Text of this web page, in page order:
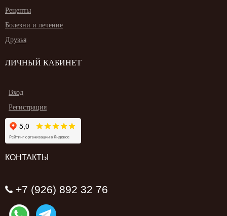
Рецепты
Болезни и лечение
Друзья
ЛИЧНЫЙ КАБИНЕТ
Вход
Регистрация
КОНТАКТЫ
+7 (926) 892 32 76